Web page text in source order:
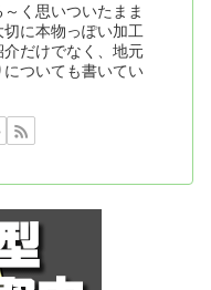
く思いついたまま
に本物っぽい加工
だけでなく、地元
ついても書いてい